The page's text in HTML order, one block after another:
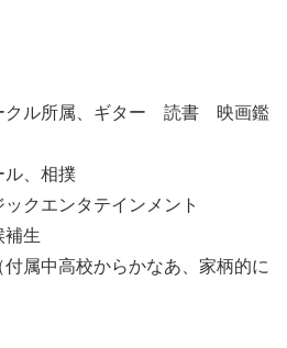
クル所属、ギター 読書 映画鑑
ル、相撲
クエンタテインメント
補生
属中高校からかなあ、家柄的に